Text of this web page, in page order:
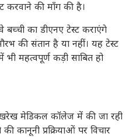
करवाने की माँग की है।
का डीएनए टेस्ट कराएंगे
की संतान है या नहीं। यह टेस्ट
महत्वपूर्ण कड़ी साबित हो
मेडिकल कॉलेज में की जा रही
प्रक्रियाओं पर विचार